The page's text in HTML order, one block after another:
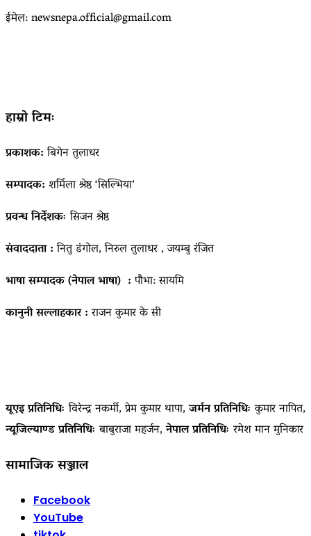
ईमेल: newsnepa.official@gmail.com
हाम्रो टिमः
प्रकाशक:बिगेन तुलाधर
सम्पादक: शर्मिला श्रेष्ठ ‘सिल्भिया’
प्रवन्ध निर्देशकःसिजन श्रेष्ठ
संवाददाता :नितु डंगोल, निरुल तुलाधर , जयम्बु रंजित
भाषा सम्पादक (नेपाल भाषा) :पौभा: सायमि
कानुनी सल्लाहकार :राजन कुमार के सी
यूएइ प्रतिनिधिः विरेन्द्र नकर्मी, प्रेम कुमार थापा,जर्मन प्रतिनिधिः कुमार नापित,
न्यूजिल्याण्ड प्रतिनिधिः बाबुराजा महर्जन,नेपाल प्रतिनिधिः रमेश मान मुनिकार
सामाजिक सञ्जाल
Facebook
YouTube